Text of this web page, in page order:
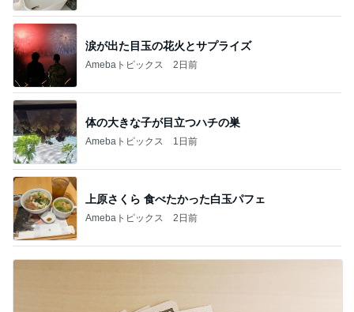
涙が出た目玉の花火とサプライズ
Amebaトピックス 2日前
体の大きな子が目立つハチの巣
Amebaトピックス 1日前
上原さくら 食べたかった白玉パフェ
Amebaトピックス 2日前